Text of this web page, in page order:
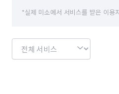
*실제 미소에서 서비스를 받은 이용